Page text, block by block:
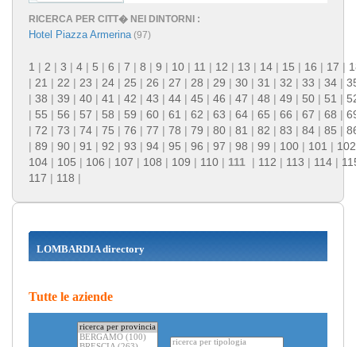
RICERCA PER CITT� NEI DINTORNI :
Hotel Piazza Armerina(97)
1 | 2 | 3 | 4 | 5 | 6 | 7 | 8 | 9 | 10 | 11 | 12 | 13 | 14 | 15 | 16 | 17 |
| 21 | 22 | 23 | 24 | 25 | 26 | 27 | 28 | 29 | 30 | 31 | 32 | 33 | 34 |
| 38 | 39 | 40 | 41 | 42 | 43 | 44 | 45 | 46 | 47 | 48 | 49 | 50 | 51 |
| 55 | 56 | 57 | 58 | 59 | 60 | 61 | 62 | 63 | 64 | 65 | 66 | 67 | 68 |
| 72 | 73 | 74 | 75 | 76 | 77 | 78 | 79 | 80 | 81 | 82 | 83 | 84 | 85 |
| 89 | 90 | 91 | 92 | 93 | 94 | 95 | 96 | 97 | 98 | 99 | 100 | 101 | 102
104 | 105 | 106 | 107 | 108 | 109 | 110 | 111 | 112 | 113 | 114 |
117 | 118 |
LOMBARDIA directory
Tutte le aziende